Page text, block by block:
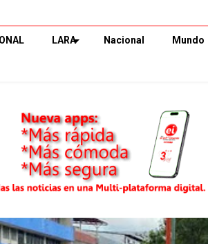
LARA Nacional Mundo